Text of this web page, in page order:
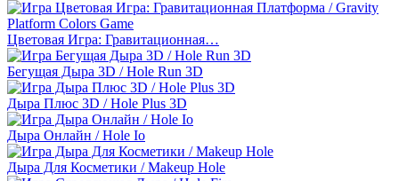
Цветовая Игра: Гравитационная…
Бегущая Дыра 3D / Hole Run 3D
Дыра Плюс 3D / Hole Plus 3D
Дыра Онлайн / Hole Io
Дыра Для Косметики / Makeup Hole